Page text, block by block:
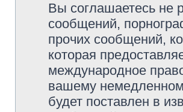
Вы соглашаетесь не
сообщений,
прочих сообщений,
которая
международное
вашему
будет поставлен в